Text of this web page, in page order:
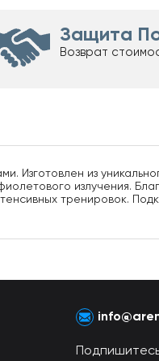
Защита
Возврат
Изготовлен из
излучения.
тренировок.